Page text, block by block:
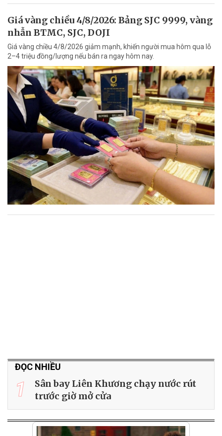
Giá vàng chiều 4/8/2026: Bảng SJC 9999, vàng
nhẫn BTMC, SJC, DOJI
Giá vàng chiều 4/8/2026 giảm mạnh, khiến người mua hôm qua lỗ
2–4 triệu đồng/lượng nếu bán ra ngay hôm nay.
ĐỌC NHIỀU
1
Sân bay Liên Khương chạy nước rút
trước giờ mở cửa